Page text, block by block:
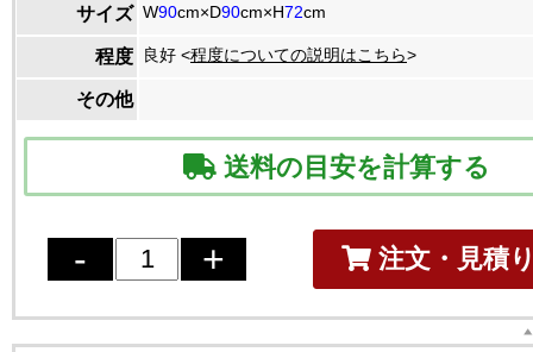
サイズ W90cm×D90cm×H72cm
程度 良好 <程度についての説明はこちら>
その他
送料の目安を計算する
注文・見積